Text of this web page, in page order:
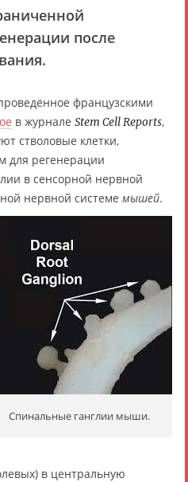
после
французскими
в журнале Stem Cell Reports,
стволовые клетки,
для регенерации
в сенсорной нервной
нервной системе мышей.
Спинальные ганглии мыши.
в центральную